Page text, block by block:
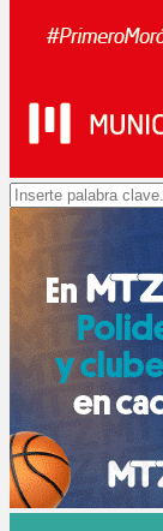
Search
for: